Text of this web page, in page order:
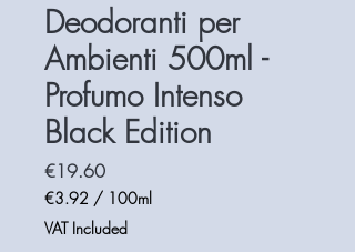
Deodoranti per
Ambienti 500ml -
Profumo Intenso
Black Edition
€19.60Price
€3.92 / 100ml
€3.92
per
VAT Included